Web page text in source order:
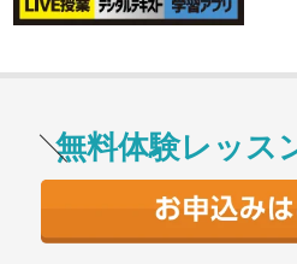
無料体験レッス